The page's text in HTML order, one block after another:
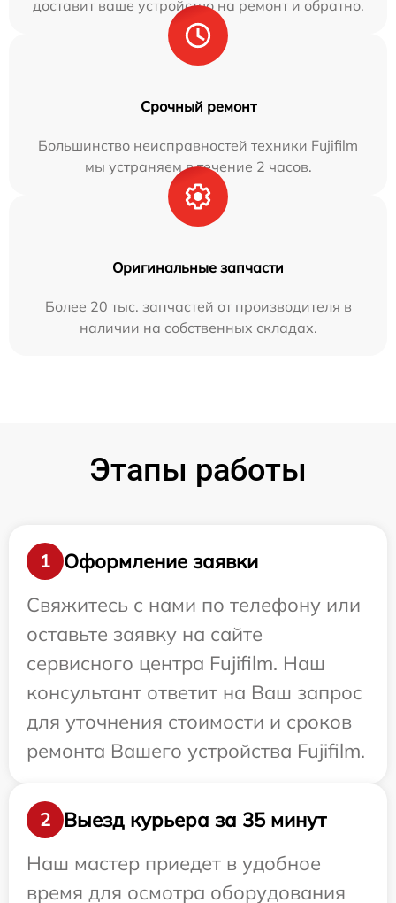
доставит ваше устройство на ремонт и обратно.
Срочный ремонт
Большинство неисправностей техники Fujifilm
мы устраняем в течение 2 часов.
Оригинальные запчасти
Более 20 тыс. запчастей от производителя в
наличии на собственных складах.
Этапы работы
1
Оформление заявки
Свяжитесь с нами по телефону или
оставьте заявку на сайте
сервисного центра Fujifilm. Наш
консультант ответит на Ваш запрос
для уточнения стоимости и сроков
ремонта Вашего устройства Fujifilm.
2
Выезд курьера за 35 минут
Наш мастер приедет в удобное
время для осмотра оборудования